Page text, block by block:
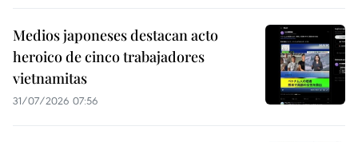
Medios japoneses destacan acto
heroico de cinco trabajadores
vietnamitas
31/07/2026 07:56